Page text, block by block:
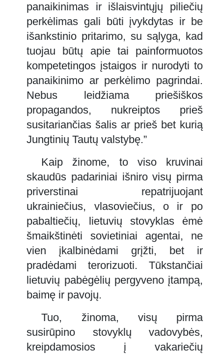
panaikinimas ir išlaisvintųjų piliečių
perkėlimas gali būti įvykdytas ir be
išankstinio pritarimo, su sąlyga, kad
tuojau būtų apie tai painformuotos
kompetetingos įstaigos ir nurodyti to
panaikinimo ar perkėlimo pagrindai.
Nebus leidžiama priešiškos
propagandos, nukreiptos prieš
susitariančias šalis ar prieš bet kurią
Jungtinių Tautų valstybę.”
Kaip žinome, to viso kruvinai
skaudūs padariniai išniro visų pirma
priverstinai repatrijuojant
ukrainiečius, vlasoviečius, o ir po
pabaltiečių, lietuvių stovyklas ėmė
šmaikštinėti sovietiniai agentai, ne
vien įkalbinėdami grįžti, bet ir
pradėdami terorizuoti. Tūkstančiai
lietuvių pabėgėlių pergyveno įtampą,
baimę ir pavojų.
Tuo, žinoma, visų pirma
susirūpino stovyklų vadovybės,
kreipdamosios į vakariečių